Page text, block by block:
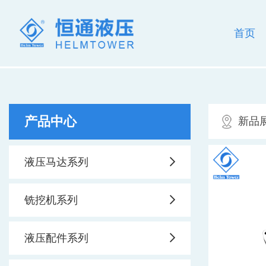
首页
产品中心
液压马达系列
铣挖机系列
液压配件系列
新品